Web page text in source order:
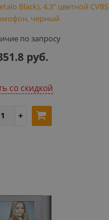
Black), 4,3" цветной CVBS
черный
по запросу
руб.
cо скидкой